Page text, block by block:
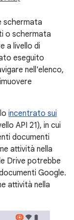
schermata
o schermata
a livello di
eseguito
nell'elenco,
incentrato sui
API 21), in cui
documenti
attività nella
Drive potrebbe
Google.
attività nella